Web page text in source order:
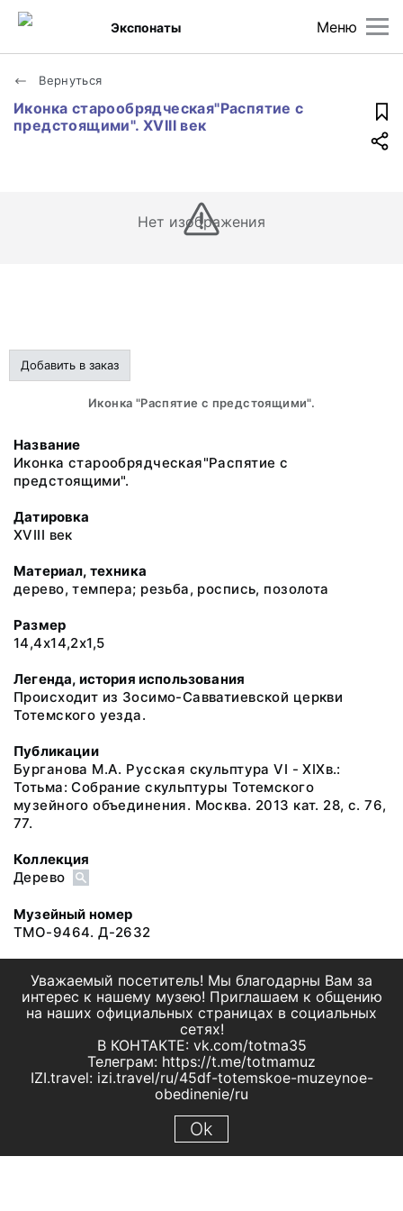
Меню
Экспонаты
Вернуться
Иконка старообрядческая"Распятие с
предстоящими". XVIII век
Нет изображения
Добавить в заказ
Иконка "Распятие с предстоящими".
Название
Иконка старообрядческая"Распятие с
предстоящими".
Датировка
XVIII век
Материал, техника
дерево, темпера; резьба, роспись, позолота
Размер
14,4х14,2х1,5
Легенда, история использования
Происходит из Зосимо-Савватиевской церкви
Тотемского уезда.
Публикации
Бурганова М.А. Русская скульптура VI - XIXв.:
Тотьма: Собрание скульптуры Тотемского
музейного объединения. Москва. 2013 кат. 28, с. 76,
77.
Коллекция
Дерево
Музейный номер
ТМО-9464. Д-2632
Уважаемый посетитель! Мы благодарны Вам за
интерес к нашему музею! Приглашаем к общению
на наших официальных страницах в социальных
сетях!
В КОНТАКТЕ: vk.com/totma35
Телеграм: https://t.me/totmamuz
IZI.travel: izi.travel/ru/45df-totemskoe-muzeynoe-
obedinenie/ru
Ok